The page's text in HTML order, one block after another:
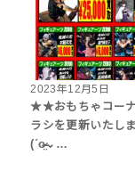
2023年12月5日
★★おもちゃコー
ラシを更新いたし
(ˊo̴̶̷̤⌄…